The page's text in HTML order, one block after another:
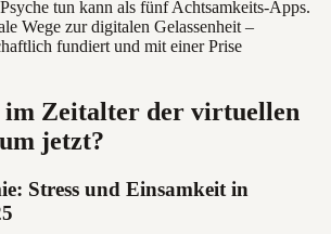
tun kann als fünf Achtsamkeits-Apps.
Wege zur digitalen Gelassenheit –
fundiert und mit einer Prise
Zeitalter der virtuellen
jetzt?
Stress und Einsamkeit in